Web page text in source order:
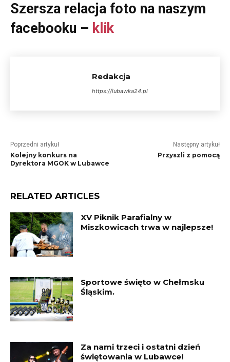
Szersza relacja foto na naszym
facebooku – klik
Redakcja
https://lubawka24.pl
Poprzedni artykuł
Kolejny konkurs na
Dyrektora MGOK w Lubawce
Następny artykuł
Przyszli z pomocą
RELATED ARTICLES
XV Piknik Parafialny w
Miszkowicach trwa w najlepsze!
Sportowe święto w Chełmsku
Śląskim.
Za nami trzeci i ostatni dzień
świętowania w Lubawce!